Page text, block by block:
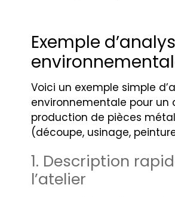
Exemple
Voici un exemple simple
environnementale pour un
production de pièces
(découpe, usinage,
1. Description
l’atelier